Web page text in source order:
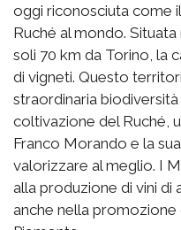
oggi riconosciuta come
Ruché al mondo.
soli 70 km da Torino, la
di vigneti. Questo
straordinaria
coltivazione del Ruché,
Franco Morando e la
valorizzare al meglio. I
alla produzione di vini di
anche nella